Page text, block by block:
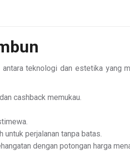
teknologi dan estetika yang
cashback memukau.
untuk perjalanan tanpa batas.
dengan potongan harga